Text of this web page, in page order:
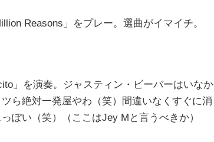
Reasons」をプレー。選曲がイマイチ。
」を演奏。ジャスティン・ビーバーはいなか
ら絶対一発屋やわ（笑）間違いなくすぐに消
ぽい（笑）（ここはJey Mと言うべきか）